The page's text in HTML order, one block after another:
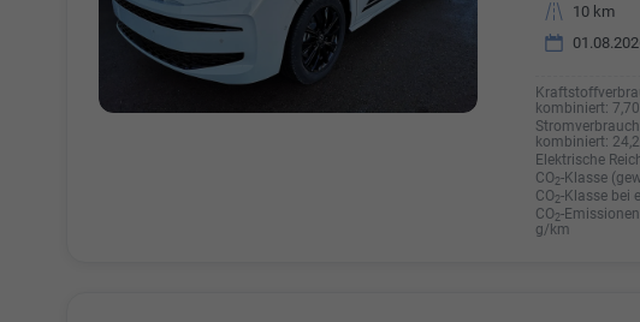
Kilometerstand
10 km
kombiniert:
kombiniert:
Elektrische
CO2-Klasse
CO2-Klasse bei
CO2-
g/km